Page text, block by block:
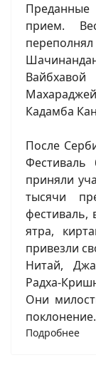
прием.
Кадамба
После
приняли
тысячи
фестиваль,
ятра,
привезли
Нитай,
Радха-
Они
поклонение.
Подробнее